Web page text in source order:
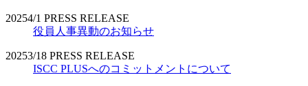
20254/1 PRESS RELEASE
役員人事異動のお知らせ
20253/18 PRESS RELEASE
ISCC PLUSへのコミットメントについて